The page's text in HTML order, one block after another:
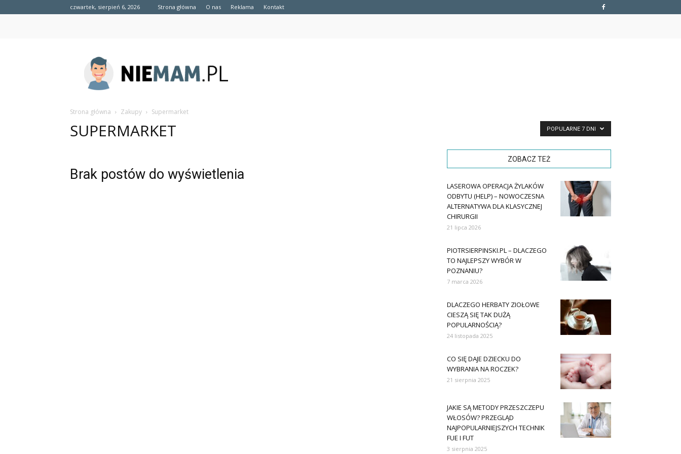
czwartek, sierpień 6, 2026 Strona główna O nas Reklama Kontakt
niemam.pl
Strona główna Zakupy Supermarket
SUPERMARKET POPULARNE 7 DNI
Brak postów do wyświetlenia
ZOBACZ TEŻ
LASEROWA OPERACJA ŻYLAKÓW
ODBYTU (HELP) – NOWOCZESNA
ALTERNATYWA DLA KLASYCZNEJ
CHIRURGII
21 lipca 2026
PIOTRSIERPINSKI.PL – DLACZEGO
TO NAJLEPSZY WYBÓR W
POZNANIU?
7 marca 2026
DLACZEGO HERBATY ZIOŁOWE
CIESZĄ SIĘ TAK DUŻĄ
POPULARNOŚCIĄ?
24 listopada 2025
CO SIĘ DAJE DZIECKU DO
WYBRANIA NA ROCZEK?
21 sierpnia 2025
JAKIE SĄ METODY PRZESZCZEPU
WŁOSÓW? PRZEGLĄD
NAJPOPULARNIEJSZYCH TECHNIK
FUE I FUT
3 sierpnia 2025